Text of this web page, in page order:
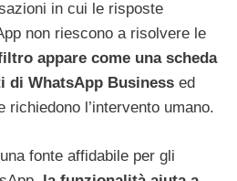
in cui le risposte
non riescono a risolvere le
appare come una scheda
di WhatsApp Business ed
richiedono l’intervento umano.
fonte affidabile per gli